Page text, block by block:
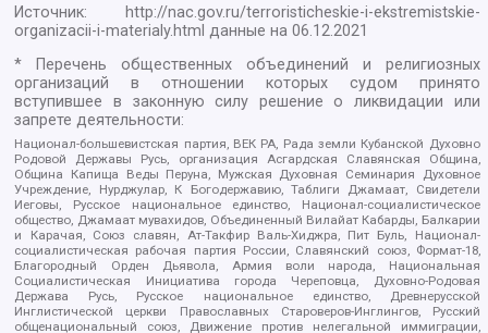
Источник:
http://nac.gov.ru/terroristicheskie-i-ekstremistskie-
organizacii-i-materialy.html данные на06.12.2021
* Перечень общественных объединений и религиозных
организаций в отношении которых судом принято
вступившее в законную силу решение о ликвидации или
запрете деятельности:
Национал-большевистская партия, ВЕК РА, Рада земли Кубанской Духовно
Родовой Державы Русь, организация Асгардская Славянская Община,
Община Капища Веды Перуна, Мужская Духовная Семинария Духовное
Учреждение, Нурджулар, К Богодержавию, Таблиги Джамаат, Свидетели
Иеговы, Русское национальное единство, Национал-социалистическое
общество, Джамаат мувахидов, Объединенный Вилайат Кабарды, Балкарии
и Карачая, Союз славян, Ат-Такфир Валь-Хиджра, Пит Буль, Национал-
социалистическая рабочая партия России, Славянский союз, Формат-18,
Благородный Орден Дьявола, Армия воли народа, Национальная
Социалистическая Инициатива города Череповца, Духовно-Родовая
Держава Русь, Русское национальное единство, Древнерусской
Инглистической церкви Православных Староверов-Инглингов, Русский
общенациональный союз, Движение против нелегальной иммиграции,